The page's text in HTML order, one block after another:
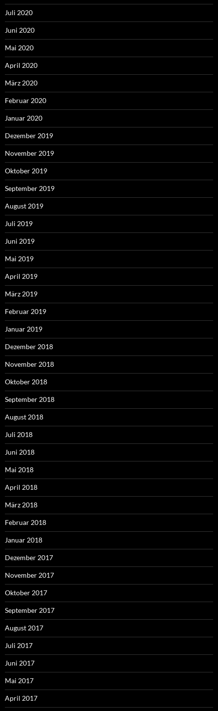
Juli 2020
Juni 2020
Mai 2020
April 2020
März 2020
Februar 2020
Januar 2020
Dezember 2019
November 2019
Oktober 2019
September 2019
August 2019
Juli 2019
Juni 2019
Mai 2019
April 2019
März 2019
Februar 2019
Januar 2019
Dezember 2018
November 2018
Oktober 2018
September 2018
August 2018
Juli 2018
Juni 2018
Mai 2018
April 2018
März 2018
Februar 2018
Januar 2018
Dezember 2017
November 2017
Oktober 2017
September 2017
August 2017
Juli 2017
Juni 2017
Mai 2017
April 2017